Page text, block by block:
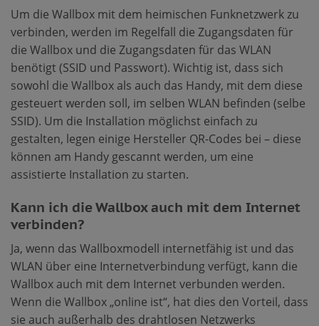
Um die Wallbox mit dem heimischen Funknetzwerk zu
verbinden, werden im Regelfall die Zugangsdaten für
die Wallbox und die Zugangsdaten für das WLAN
benötigt (SSID und Passwort). Wichtig ist, dass sich
sowohl die Wallbox als auch das Handy, mit dem diese
gesteuert werden soll, im selben WLAN befinden (selbe
SSID). Um die Installation möglichst einfach zu
gestalten, legen einige Hersteller QR-Codes bei – diese
können am Handy gescannt werden, um eine
assistierte Installation zu starten.
Kann ich die Wallbox auch mit dem Internet
verbinden?
Ja, wenn das Wallboxmodell internetfähig ist und das
WLAN über eine Internetverbindung verfügt, kann die
Wallbox auch mit dem Internet verbunden werden.
Wenn die Wallbox „online ist“, hat dies den Vorteil, dass
sie auch außerhalb des drahtlosen Netzwerks